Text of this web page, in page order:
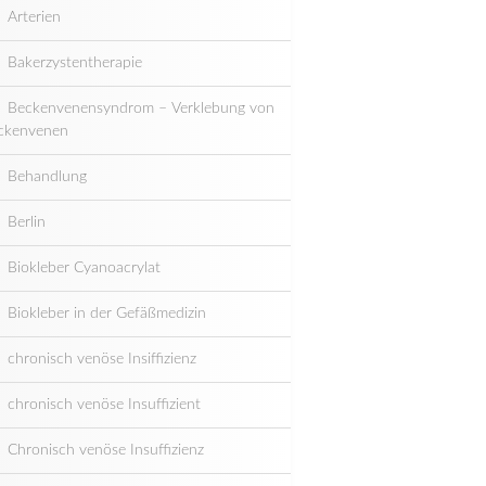
Arterien
Bakerzystentherapie
Beckenvenensyndrom – Verklebung von
Behandlung
Berlin
Biokleber Cyanoacrylat
Biokleber in der Gefäßmedizin
chronisch venöse Insiffizienz
chronisch venöse Insuffizient
Chronisch venöse Insuffizienz